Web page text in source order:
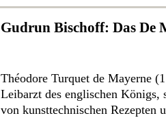
Gudrun Bischoff: Das De
Théodore Turquet de Mayerne
Leibarzt des englischen Königs,
von kunsttechnischen Rezepten